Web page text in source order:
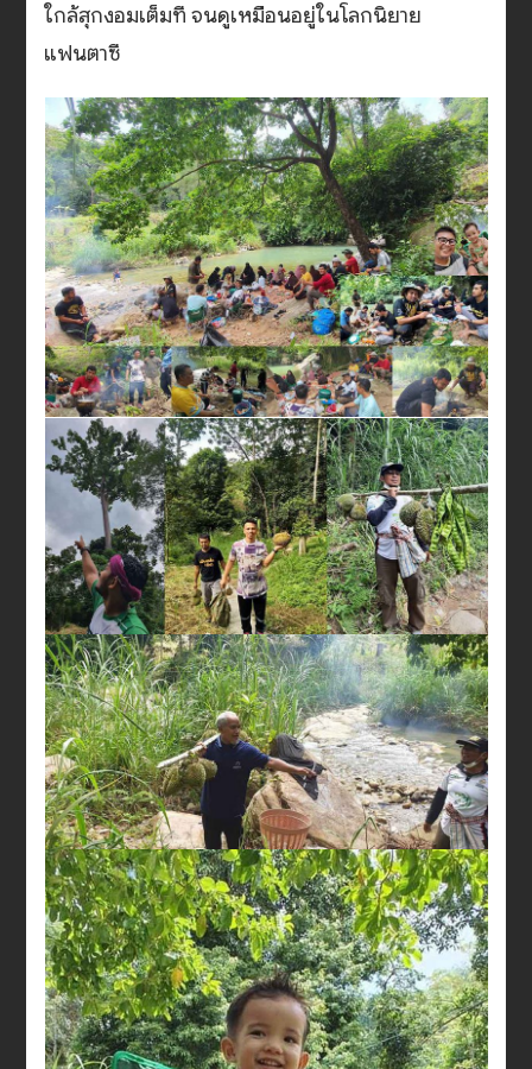
ใกล้สุกงอมเต็มที จนดูเหมือนอยู่ในโลกนิยาย
แฟนตาซี